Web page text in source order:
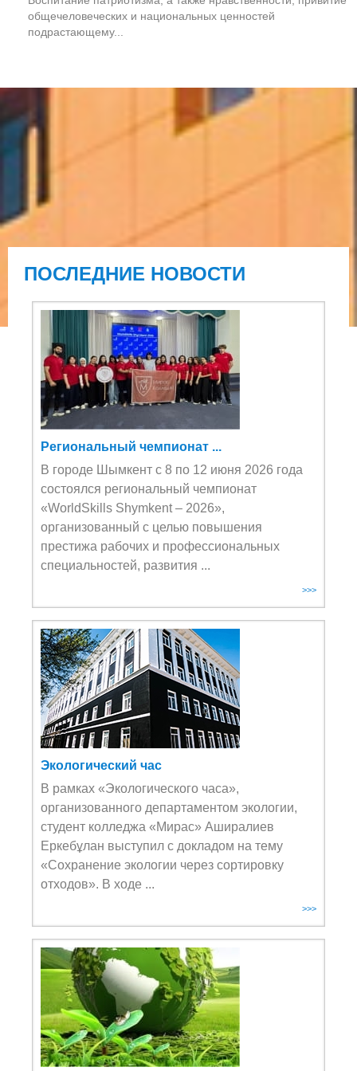
общечеловеческих и национальных ценностей
подрастающему...
ПОСЛЕДНИЕ НОВОСТИ
Региональный чемпионат ...
В городе Шымкент с 8 по 12 июня 2026 года
состоялся региональный чемпионат
«WorldSkills Shymkent – 2026»,
организованный с целью повышения
престижа рабочих и профессиональных
специальностей, развития ...
>>>
Экологический час
В рамках «Экологического часа»,
организованного департаментом экологии,
студент колледжа «Мирас» Аширалиев
Еркебұлан выступил с докладом на тему
«Сохранение экологии через сортировку
отходов». В ходе ...
>>>